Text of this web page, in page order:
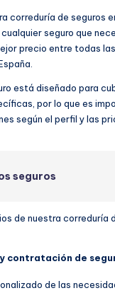
correduría de seguros
seguro que
precio entre todas
está diseñado para
por lo que es
según el perfil y las
seguros
de nuestra correduría
contratación de
de las